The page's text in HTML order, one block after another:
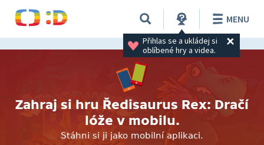
Přihlas se a ukládej si
oblíbené hry a videa.
MENU
Zahraj si hru Ředisaurus Rex: Dračí
lóže v mobilu.
Stáhni si ji jako mobilní aplikaci.